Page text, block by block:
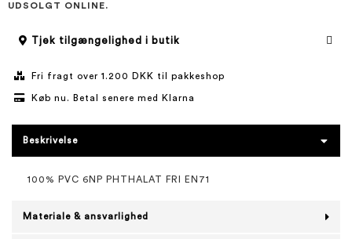
UDSOLGT ONLINE.
Tjek tilgængelighed i butik
Fri fragt over 1.200 DKK til pakkeshop
Køb nu. Betal senere med Klarna
Beskrivelse
100% PVC 6NP PHTHALAT FRI EN71
Materiale & ansvarlighed